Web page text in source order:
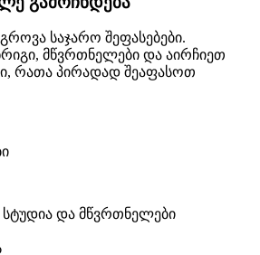
საჯარო შეფასებები.
მწვრთნელები და აირჩიეთ
რათა პირადად შეაფასოთ
სტუდია და მწვრთნელები